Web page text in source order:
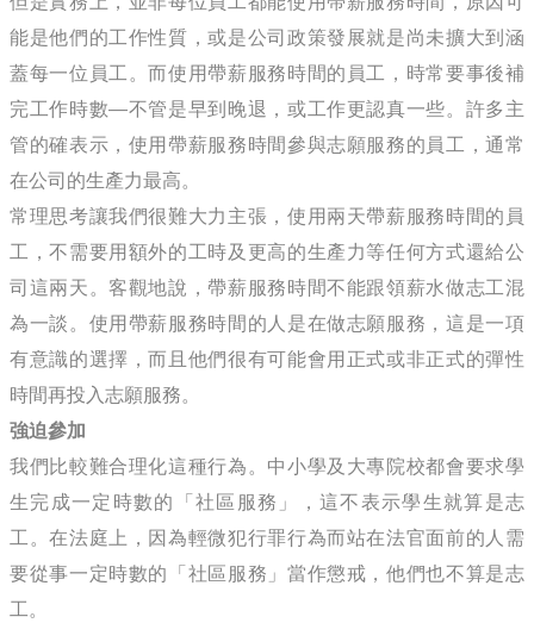
能是他們的工作性質，或是公司政策發展就是尚未擴大到涵
蓋每一位員工。而使用帶薪服務時間的員工，時常要事後補
完工作時數—不管是早到晚退，或工作更認真一些。許多主
管的確表示，使用帶薪服務時間參與志願服務的員工，通常
在公司的生產力最高。
常理思考讓我們很難大力主張，使用兩天帶薪服務時間的員
工，不需要用額外的工時及更高的生產力等任何方式還給公
司這兩天。客觀地說，帶薪服務時間不能跟領薪水做志工混
為一談。使用帶薪服務時間的人是在做志願服務，這是一項
有意識的選擇，而且他們很有可能會用正式或非正式的彈性
時間再投入志願服務。
強迫參加
我們比較難合理化這種行為。中小學及大專院校都會要求學
生完成一定時數的「社區服務」，這不表示學生就算是志
工。在法庭上，因為輕微犯行罪行為而站在法官面前的人需
要從事一定時數的「社區服務」當作懲戒，他們也不算是志
工。